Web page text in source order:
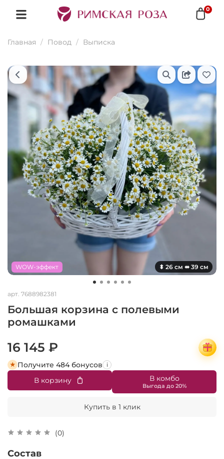
0
Главная Повод Выписка
WOW-эффект ⬍ 26 см ⬌ 39 см
арт. 7688982381
Большая корзина с полевыми
ромашками
(0)
16 145 ₽
Получите 484 бонусов i
В корзину В комбо
Купить в 1 клик
Состав